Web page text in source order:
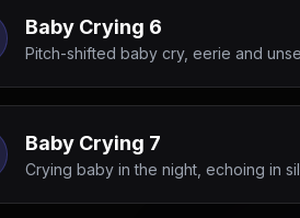
Baby Crying 6
Pitch-shifted baby cry, eerie and
Baby Crying 7
Crying baby in the night, echoing in